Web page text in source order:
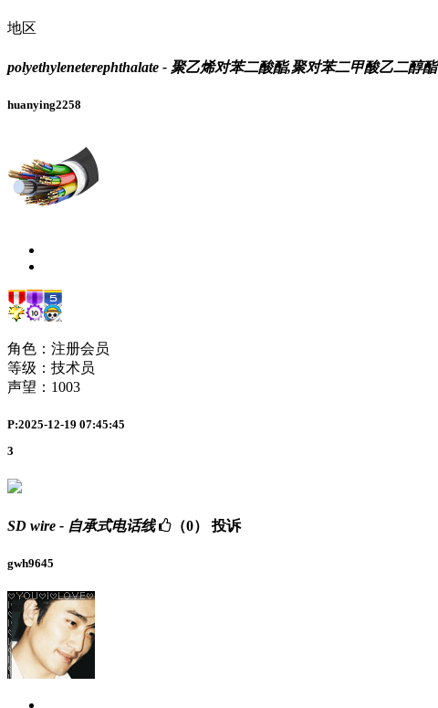
地区
polyethyleneterephthalate - 聚乙烯对苯二酸酯,聚对苯二甲酸乙二醇酯
huanying2258
角色：注册会员
等级：技术员
声望： 1003
P:2025-12-19 07:45:45
3
SD wire - 自承式电话线 （0） 投诉
gwh9645